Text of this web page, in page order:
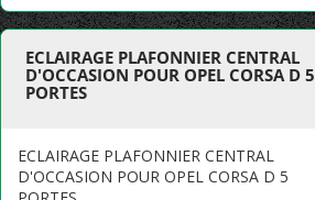
ECLAIRAGE PLAFONNIER CENTRAL
D'OCCASION POUR OPEL CORSA D 5
PORTES
ECLAIRAGE PLAFONNIER CENTRAL
D'OCCASION POUR OPEL CORSA D 5